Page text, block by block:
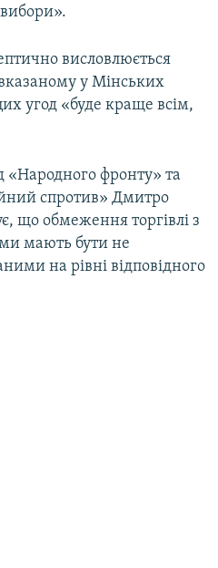
висловлюється
у Мінських
угод «буде краще всім,
«Народного фронту» та
спротив» Дмитро
що обмеження торгівлі з
мають бути не
на рівні відповідного